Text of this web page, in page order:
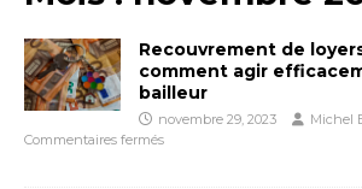
Recouvrement de
comment agir
bailleur
novembre 29, 2023
Michel
Commentaires fermés